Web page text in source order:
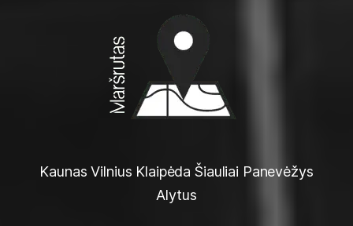
Kaunas Vilnius Klaipėda Šiauliai Panevėžys
Alytus